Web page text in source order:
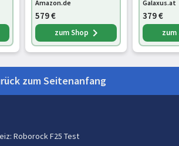
Akku
20000 Pascal
21,6 V
60 min
Amazon.de
579€
zum Shop
Galaxus.at
379€
zum Seitenanfang
: Roborock F25 Test